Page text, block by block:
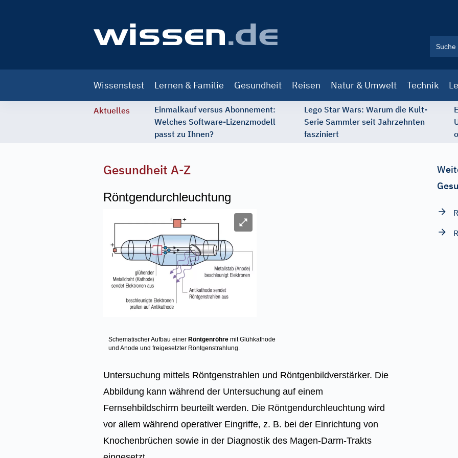
navigation
Wissenstest Lernen & Familie Gesundheit Reisen Natur & Umwelt Technik
Aktuelles
Einmalkauf versus Abonnement:
Welches Software-Lizenzmodell
passt zu Ihnen?
Lego Star Wars: Warum die Kult-
Serie Sammler seit Jahrzehnten
fasziniert
Gesundheit A-Z
Röntgendurchleuchtung
Bild vergrößern
Schematischer Aufbau einer Röntgenröhre mit Glühkathode
und Anode und freigesetzter Röntgenstrahlung.
Untersuchung mittels Röntgenstrahlen und Röntgenbildverstärker. Die
Abbildung kann während der Untersuchung auf einem
Fernsehbildschirm beurteilt werden. Die Röntgendurchleuchtung wird
vor allem während operativer Eingriffe, z. B. bei der Einrichtung von
Knochenbrüchen sowie in der Diagnostik des Magen-Darm-Trakts